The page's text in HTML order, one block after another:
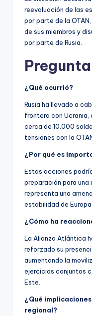
reevaluación de las
por parte de la
de sus miembros y
por parte de Rusia.
¿Qué ocurrió?
Rusia ha llevado a
frontera con Ucrania,
cerca de 10.000
tensiones con la
¿Por qué es
Estas acciones
preparación para una
representa una
estabilidad de Europa
¿Cómo ha
La Alianza Atlántica
reforzado su
aumentando la
ejercicios conjuntos
Este.
¿Qué
regional?